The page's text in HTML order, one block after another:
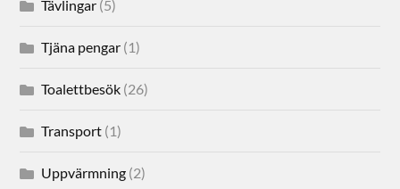
Tävlingar (5)
Tjäna pengar (1)
Toalettbesök (26)
Transport (1)
Uppvärmning (2)